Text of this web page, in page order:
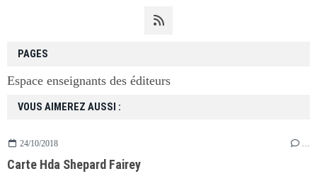
VOUS AIMEREZ AUSSI :
24/10/2018 …
Carte Hda Shepard Fairey
PAGES
Espace enseignants des éditeurs